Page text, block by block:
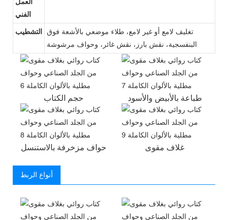
الفني
التشطيب
تغليف لامع أو غير لامع، طلاء موضعي بالأشعة فوق
البنفسجية، نقش بارز، نقش غائر، وحواف مرشوشة
حجم الكتاب طباعة بالأبيض والأسود
حواف مزخرفة بالاستنسل غلاف مقوى
أنواع الربط